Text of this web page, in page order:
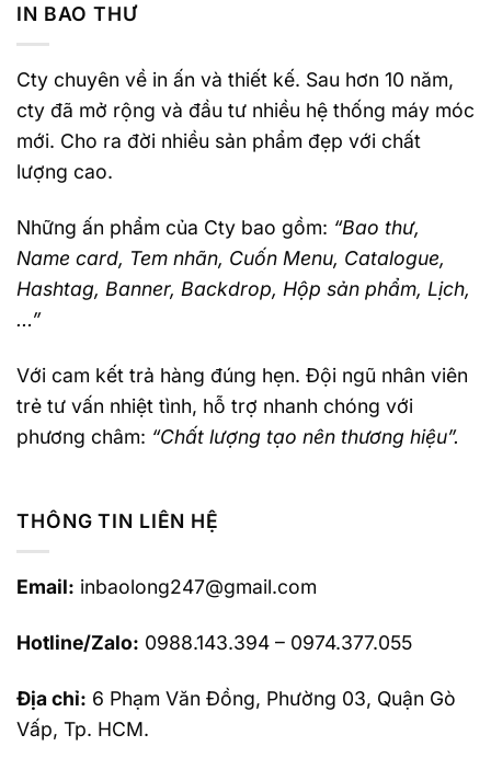
IN BAO THƯ
Cty chuyên về in ấn và thiết kế. Sau hơn 10 năm,
cty đã mở rộng và đầu tư nhiều hệ thống máy móc
mới. Cho ra đời nhiều sản phẩm đẹp với chất
lượng cao.
Những ấn phẩm của Cty bao gồm: “Bao thư,
Name card, Tem nhãn, Cuốn Menu, Catalogue,
Hashtag, Banner, Backdrop, Hộp sản phẩm, Lịch,
…”
Với cam kết trả hàng đúng hẹn. Đội ngũ nhân viên
trẻ tư vấn nhiệt tình, hỗ trợ nhanh chóng với
phương châm: “Chất lượng tạo nên thương hiệu”.
THÔNG TIN LIÊN HỆ
Email: inbaolong247@gmail.com
Hotline/Zalo: 0988.143.394 – 0974.377.055
Địa chỉ: 6 Phạm Văn Đồng, Phường 03, Quận Gò
Vấp, Tp. HCM.